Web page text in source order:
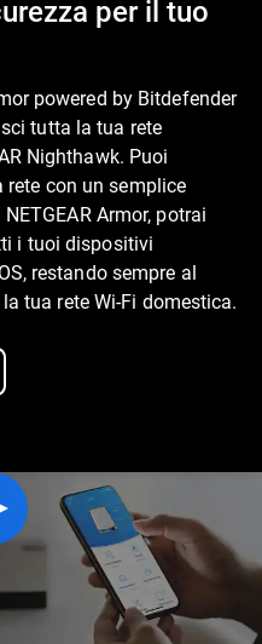
per il tuo
powered by Bitdefender
tutta la tua rete
Nighthawk. Puoi
con un semplice
Armor, potrai
i tuoi dispositivi
restando sempre al
tua rete Wi-Fi domestica.